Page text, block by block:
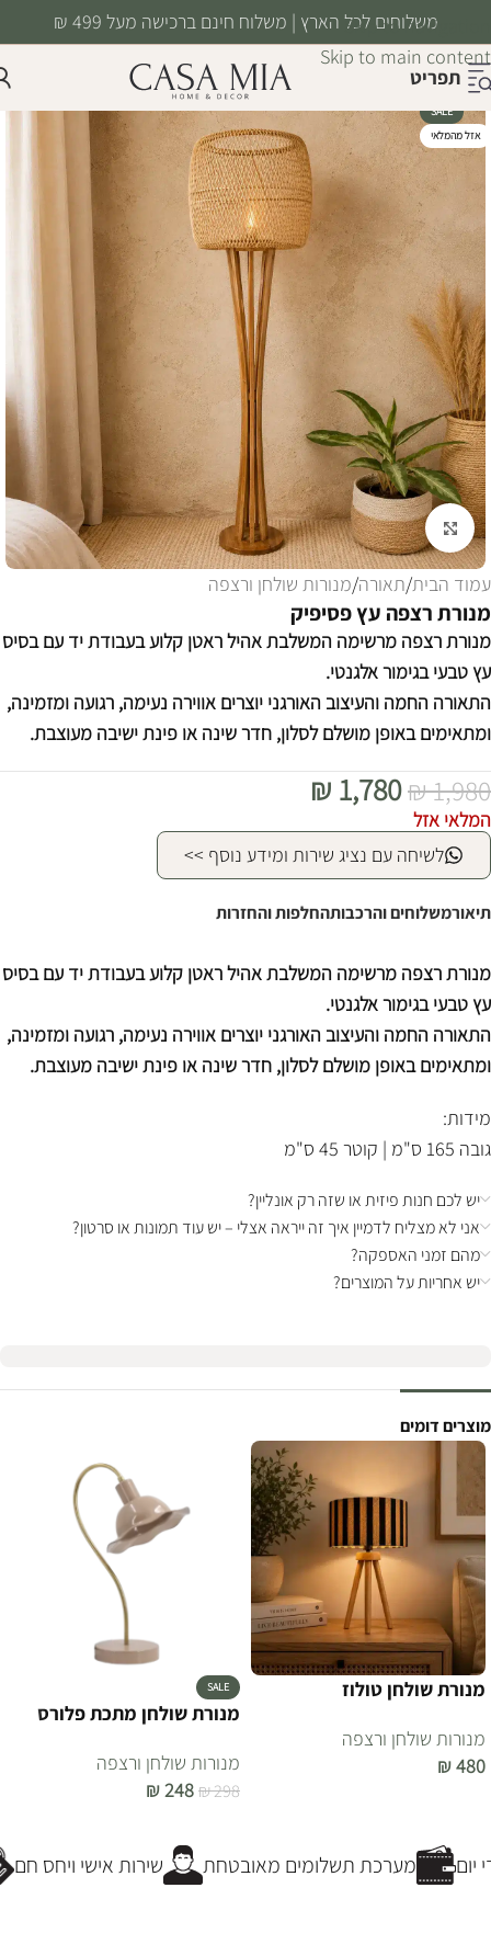
Skip to navigation
Skip to main content
משלוחים לכל הארץ | משלוח חינם ברכישה מעל 499 ₪
תפריט
SALE
אזל מהמלאי
לחצו להגדלה
עמוד הבית/תאורה/מנורות שולחן ורצפה
מנורת רצפה עץ פסיפיק
מנורת רצפה מרשימה המשלבת אהיל ראטן קלוע בעבודת יד עם בסיס
עץ טבעי בגימור אלגנטי.
התאורה החמה והעיצוב האורגני יוצרים אווירה נעימה, רגועה ומזמינה,
ומתאימים באופן מושלם לסלון, חדר שינה או פינת ישיבה מעוצבת.
₪1,980
₪ 1,780
המלאי אזל
לשיחה עם נציג שירות ומידע נוסף >>
תיאורמשלוחים והרכבותהחלפות והחזרות
מנורת רצפה מרשימה המשלבת אהיל ראטן קלוע בעבודת יד עם בסיס
עץ טבעי בגימור אלגנטי.
התאורה החמה והעיצוב האורגני יוצרים אווירה נעימה, רגועה ומזמינה,
ומתאימים באופן מושלם לסלון, חדר שינה או פינת ישיבה מעוצבת.
מידות:
גובה 165 ס"מ | קוטר 45 ס"מ
יש לכם חנות פיזית או שזה רק אונליין?
אני לא מצליח לדמיין איך זה ייראה אצלי – יש עוד תמונות או סרטון?
מהם זמני האספקה?
יש אחריות על המוצרים?
מוצרים דומים
מנורת שולחן טולוז
מנורות שולחן ורצפה
₪480
SALE
מנורת שולחן מתכת פלורס
מנורות שולחן ורצפה
₪298
₪248
שירות אישי ויחס חם מערכת תשלומים מאובטחת